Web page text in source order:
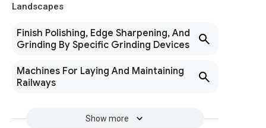
Landscapes
Finish Polishing, Edge Sharpening, And
Grinding By Specific Grinding Devices
Machines For Laying And Maintaining
Railways
Show more